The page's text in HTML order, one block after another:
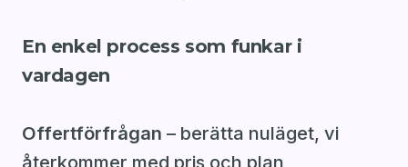
En enkel process som funkar i
vardagen
Offertförfrågan – berätta nuläget, vi
återkommer med pris och plan